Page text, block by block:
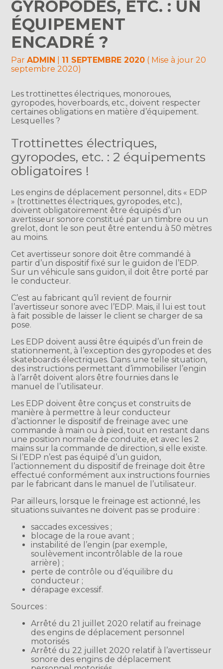
GYROPODES, ETC. : UN
ÉQUIPEMENT
ENCADRÉ ?
ParADMIN 11 SEPTEMBRE 2020 ( Mise à jour 20
septembre 2020)
Les trottinettes électriques, monoroues,
gyropodes, hoverboards, etc., doivent respecter
certaines obligations en matière d’équipement.
Lesquelles ?
Trottinettes électriques,
gyropodes, etc. : 2 équipements
obligatoires !
Les engins de déplacement personnel, dits « EDP
» (trottinettes électriques, gyropodes, etc.),
doivent obligatoirement être équipés d’un
avertisseur sonore constitué par un timbre ou un
grelot, dont le son peut être entendu à 50 mètres
au moins.
Cet avertisseur sonore doit être commandé à
partir d’un dispositif fixé sur le guidon de l’EDP.
Sur un véhicule sans guidon, il doit être porté par
le conducteur.
C’est au fabricant qu’il revient de fournir
l’avertisseur sonore avec l’EDP. Mais, il lui est tout
à fait possible de laisser le client se charger de sa
pose.
Les EDP doivent aussi être équipés d’un frein de
stationnement, à l’exception des gyropodes et des
skateboards électriques. Dans une telle situation,
des instructions permettant d’immobiliser l’engin
à l’arrêt doivent alors être fournies dans le
manuel de l’utilisateur.
Les EDP doivent être conçus et construits de
manière à permettre à leur conducteur
d’actionner le dispositif de freinage avec une
commande à main ou à pied, tout en restant dans
une position normale de conduite, et avec les 2
mains sur la commande de direction, si elle existe.
Si l’EDP n’est pas équipé d’un guidon,
l’actionnement du dispositif de freinage doit être
effectué conformément aux instructions fournies
par le fabricant dans le manuel de l’utilisateur.
Par ailleurs, lorsque le freinage est actionné, les
situations suivantes ne doivent pas se produire :
saccades excessives ;
blocage de la roue avant ;
instabilité de l’engin (par exemple,
soulèvement incontrôlable de la roue
arrière) ;
perte de contrôle ou d’équilibre du
conducteur ;
dérapage excessif.
Sources :
Arrêté du 21 juillet 2020 relatif au freinage
des engins de déplacement personnel
motorisés
Arrêté du 22 juillet 2020 relatif à l’avertisseur
sonore des engins de déplacement